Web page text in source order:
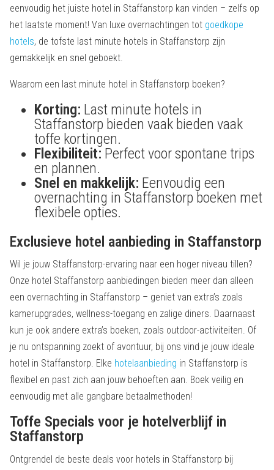
eenvoudig het juiste hotel in Staffanstorp kan vinden – zelfs op
het laatste moment! Van luxe overnachtingen tot goedkope
hotels, de tofste last minute hotels in Staffanstorp zijn
gemakkelijk en snel geboekt.
Waarom een last minute hotel in Staffanstorp boeken?
Korting: Last minute hotels in
Staffanstorp bieden vaak bieden vaak
toffe kortingen.
Flexibiliteit: Perfect voor spontane trips
en plannen.
Snel en makkelijk: Eenvoudig een
overnachting in Staffanstorp boeken met
flexibele opties.
Exclusieve hotel aanbieding in Staffanstorp
Wil je jouw Staffanstorp-ervaring naar een hoger niveau tillen?
Onze hotel Staffanstorp aanbiedingen bieden meer dan alleen
een overnachting in Staffanstorp – geniet van extra’s zoals
kamerupgrades, wellness-toegang en zalige diners. Daarnaast
kun je ook andere extra’s boeken, zoals outdoor-activiteiten. Of
je nu ontspanning zoekt of avontuur, bij ons vind je jouw ideale
hotel in Staffanstorp. Elke hotelaanbieding in Staffanstorp is
flexibel en past zich aan jouw behoeften aan. Boek veilig en
eenvoudig met alle gangbare betaalmethoden!
Toffe Specials voor je hotelverblijf in
Staffanstorp
Ontgrendel de beste deals voor hotels in Staffanstorp bij